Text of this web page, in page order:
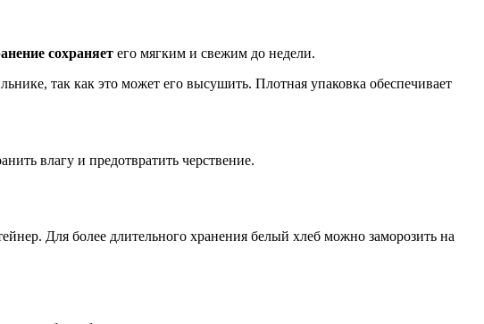
сохраняет его мягким и свежим до недели.
так как это может его высушить. Плотная упаковка обеспечивает
влагу и предотвратить черствение.
Для более длительного хранения белый хлеб можно заморозить на